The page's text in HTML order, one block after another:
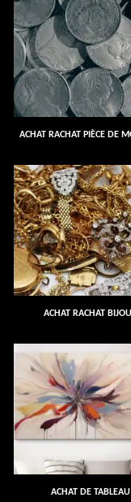
ACHAT RACHAT PIÈCE DE
ACHAT RACHAT
ACHAT DE